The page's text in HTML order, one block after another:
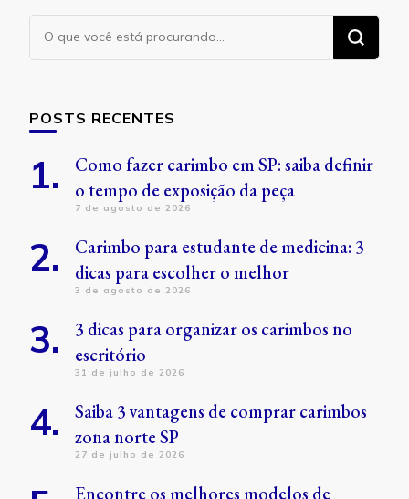
Procurando
POSTS RECENTES
Como fazer carimbo em SP: saiba definir
o tempo de exposição da peça
7 de agosto de 2026
Carimbo para estudante de medicina: 3
dicas para escolher o melhor
3 de agosto de 2026
3 dicas para organizar os carimbos no
escritório
31 de julho de 2026
Saiba 3 vantagens de comprar carimbos
zona norte SP
27 de julho de 2026
Encontre os melhores modelos de